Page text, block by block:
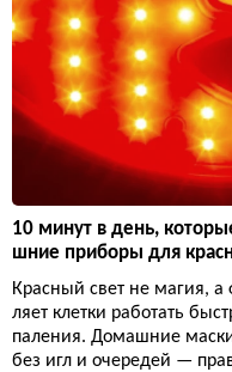
10 минут в день,
шние приборы для
Красный свет не магия, а
ляет клетки работать
паления. Домашние
без игл и очередей —